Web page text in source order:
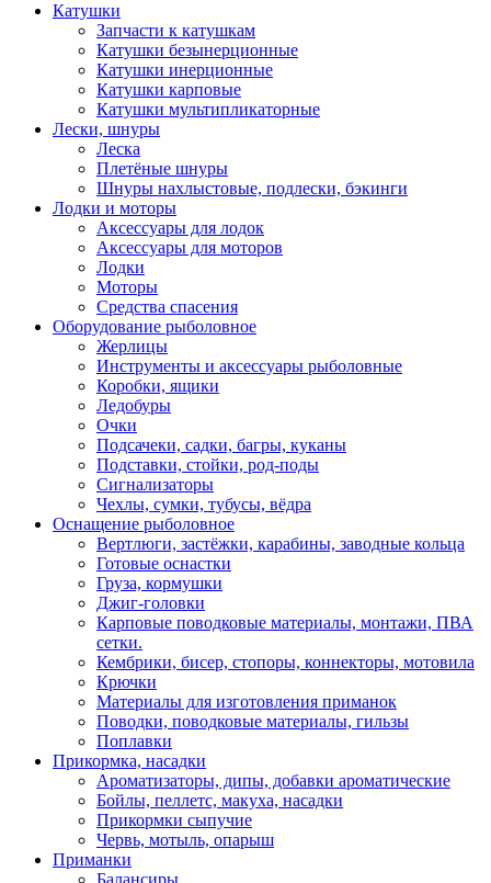
Катушки
Запчасти к катушкам
Катушки безынерционные
Катушки инерционные
Катушки карповые
Катушки мультипликаторные
Лески, шнуры
Леска
Плетёные шнуры
Шнуры нахлыстовые, подлески, бэкинги
Лодки и моторы
Аксессуары для лодок
Аксессуары для моторов
Лодки
Моторы
Средства спасения
Оборудование рыболовное
Жерлицы
Инструменты и аксессуары рыболовные
Коробки, ящики
Ледобуры
Очки
Подсачеки, садки, багры, куканы
Подставки, стойки, род-поды
Сигнализаторы
Чехлы, сумки, тубусы, вёдра
Оснащение рыболовное
Вертлюги, застёжки, карабины, заводные кольца
Готовые оснастки
Груза, кормушки
Джиг-головки
Карповые поводковые материалы, монтажи, ПВА
сетки.
Кембрики, бисер, стопоры, коннекторы, мотовила
Крючки
Материалы для изготовления приманок
Поводки, поводковые материалы, гильзы
Поплавки
Прикормка, насадки
Ароматизаторы, дипы, добавки ароматические
Бойлы, пеллетс, макуха, насадки
Прикормки сыпучие
Червь, мотыль, опарыш
Приманки
Балансиры